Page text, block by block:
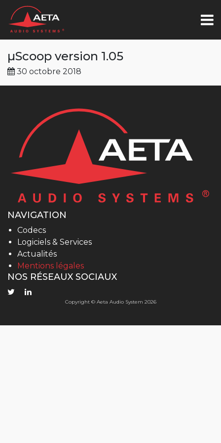
µScoop version 1.05
30 octobre 2018
NAVIGATION
Codecs
Logiciels & Services
Actualités
Mentions légales
NOS RÉSEAUX SOCIAUX
Copyright © Aeta Audio System 2026